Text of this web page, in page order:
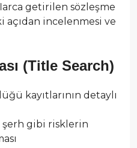
getirilen sözleşme
açıdan incelenmesi ve
(Title Search)
kayıtlarının detaylı
şerh gibi risklerin